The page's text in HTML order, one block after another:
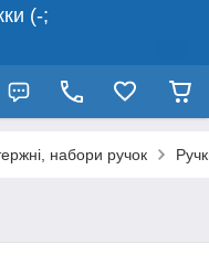
(-;
набори ручок